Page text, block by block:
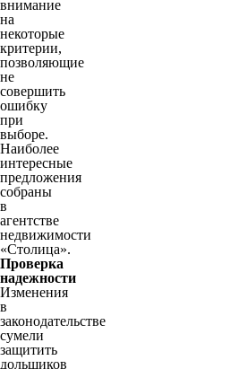
внимание
на
некоторые
критерии,
позволяющие
не
совершить
ошибку
при
выборе.
Наиболее
интересные
предложения
собраны
в
агентстве
недвижимости
«Столица».
Проверка
надежности
Изменения
в
законодательстве
сумели
защитить
дольщиков